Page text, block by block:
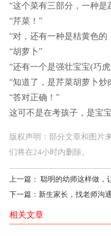
“这个菜有三部分，一种
“芹菜！”
“对，还有一种是桔黄色的
“胡萝卜”
“还有一个是强壮宝宝(巧
“知道了，是芹菜胡萝卜炒
“答对正确！”
这可不是在考孩子，是宝
版权声明：部分文章和图片
们将在24小时内删除。
上一篇： 聪明的幼师这样做，
下一篇： 新生家长，找老师沟
相关文章